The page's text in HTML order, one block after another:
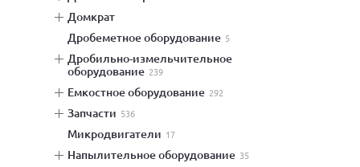
домкрат
дробеметное оборудование 5
дробильно-измельчительное
оборудование 239
емкостное оборудование 292
запчасти 536
микродвигатели 17
напылительное оборудование 35